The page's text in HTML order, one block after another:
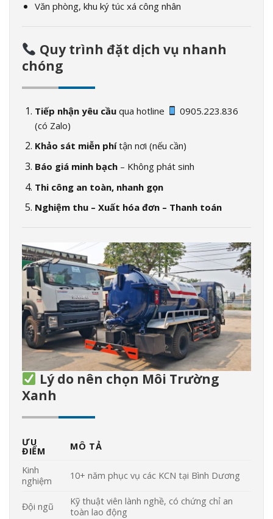
Văn phòng, khu ký túc xá công nhân
Quy trình đặt dịch vụ nhanh
chóng
Tiếp nhận yêu cầuqua hotline
0905.223.836
(có Zalo)
Khảo sát miễn phítận nơi (nếu cần)
Báo giá minh bạch– Không phát sinh
Thi công an toàn, nhanh gọn
Nghiệm thu – Xuất hóa đơn – Thanh toán
Lý do nên chọn Môi Trường
Xanh
ƯU
ĐIỂM MÔ TẢ
Kinh
nghiệm
10+ năm phục vụ các KCN tại Bình Dương
Đội ngũ
Kỹ thuật viên lành nghề, có chứng chỉ an
toàn lao động